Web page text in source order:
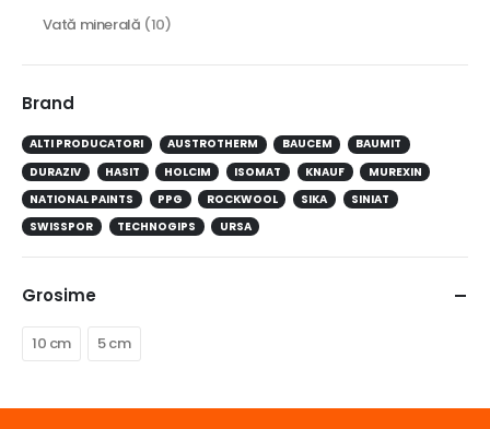
Vată minerală (10)
Brand
ALTI PRODUCATORI AUSTROTHERM BAUCEM
BAUMIT
DURAZIV
HASIT HOLCIM ISOMAT KNAUF
MUREXIN
NATIONAL PAINTS
PPG ROCKWOOL SIKA
SINIAT
SWISSPOR
TECHNOGIPS URSA
Grosime
10 cm 5 cm